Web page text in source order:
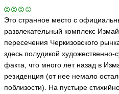
Это странное место с
развлекательный комплекс
пересечения Черкизовского
здесь полудикой художественно-
факта, что много лет назад в
резиденция (от нее немало
поблизости). На пустыре